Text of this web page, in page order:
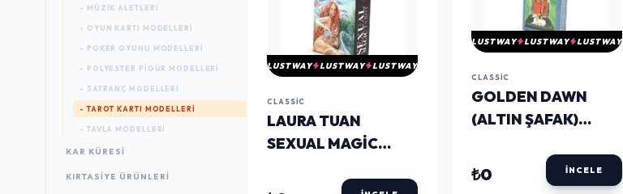
- MÜZIK ALETLERI
- OYUN KARTI MODELLERI
- POKER OYUNU MODELLERI
- POLYESTER FIGÜR MODELLERI
- SATRANÇ MODELLERI
- TAROT KARTI MODELLERI
- TAVLA MODELLERI
KAR KÜRESI
KIRTASIYE ÜRÜNLERI
LUSTWAY LUSTWAY LUSTWAY
CLASSIC
LAURA TUAN
SEXUAL MAGIC
TAROT KARTI
LUSTWAY LUSTWAY LUSTWAY
CLASSIC
GOLDEN DAWN
(ALTIN ŞAFAK)
ALK4328
₺0 İNCELE